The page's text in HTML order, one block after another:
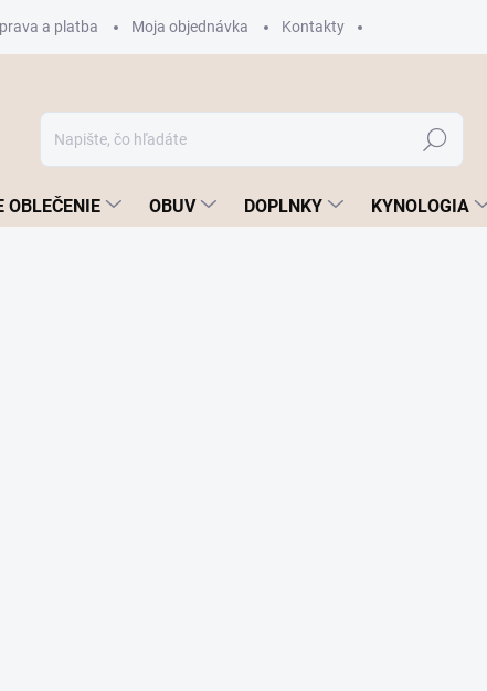
a platba Moja objednávka Kontakty
Hľadať
OBLEČENIE OBUV DOPLNKY KYNOLOGIA